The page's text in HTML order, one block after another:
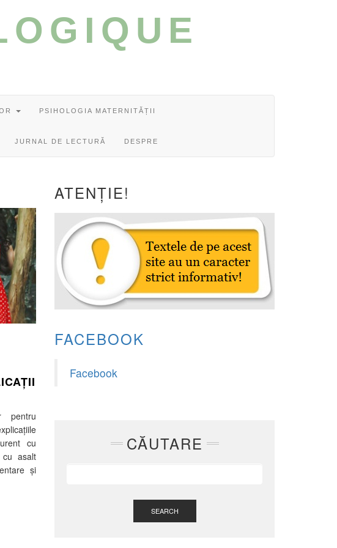
PSIHOLOGIA MATERNITĂȚII
JURNAL DE LECTURĂ DESPRE
pentru
cu
asalt
și
ATENȚIE!
FACEBOOK
Facebook
CĂUTARE
SEARCH